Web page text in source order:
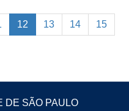
12 13 14 15
DE SÃO PAULO